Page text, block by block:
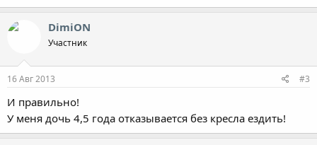
DimiON
Участник
16 Авг 2013 #3
И правильно!
У меня дочь 4,5 года отказывается без кресла ездить!